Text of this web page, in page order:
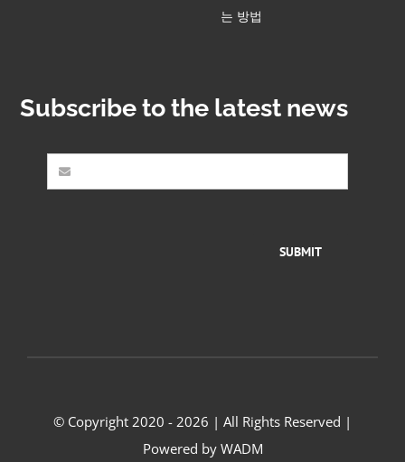
는 방법
Subscribe to the latest news
SUBMIT
© Copyright 2020 - 2026 | All Rights Reserved |
Powered by WADM